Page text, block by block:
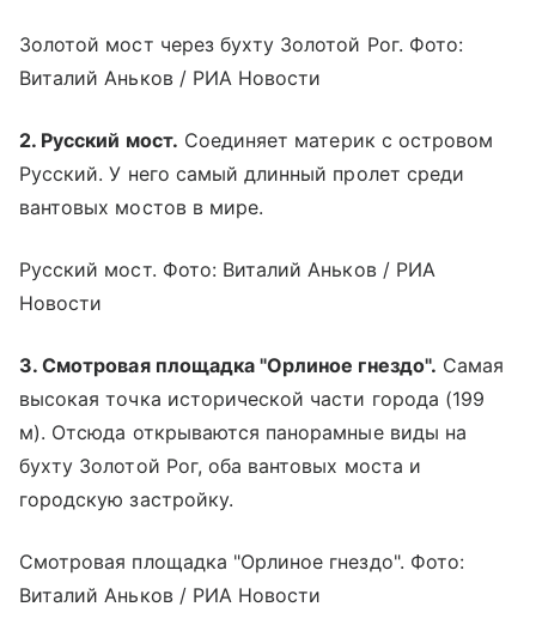
Золотой мост через бухту Золотой Рог. Фото:
Виталий Аньков / РИА Новости
2. Русский мост. Соединяет материк с островом
Русский. У него самый длинный пролет среди
вантовых мостов в мире.
Русский мост. Фото: Виталий Аньков / РИА
Новости
3. Смотровая площадка "Орлиное гнездо". Самая
высокая точка исторической части города (199
м). Отсюда открываются панорамные виды на
бухту Золотой Рог, оба вантовых моста и
городскую застройку.
Смотровая площадка "Орлиное гнездо". Фото:
Виталий Аньков / РИА Новости